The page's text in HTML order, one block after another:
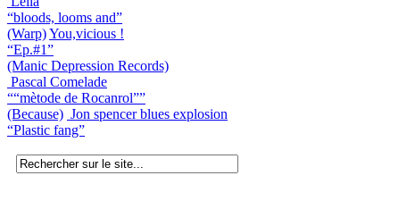
“bloods, looms and”
(Warp)You,vicious !
“Ep.#1”
(Manic Depression Records)
Pascal Comelade
““mètode de Rocanrol””
(Because) Jon spencer blues explosion
“Plastic fang”